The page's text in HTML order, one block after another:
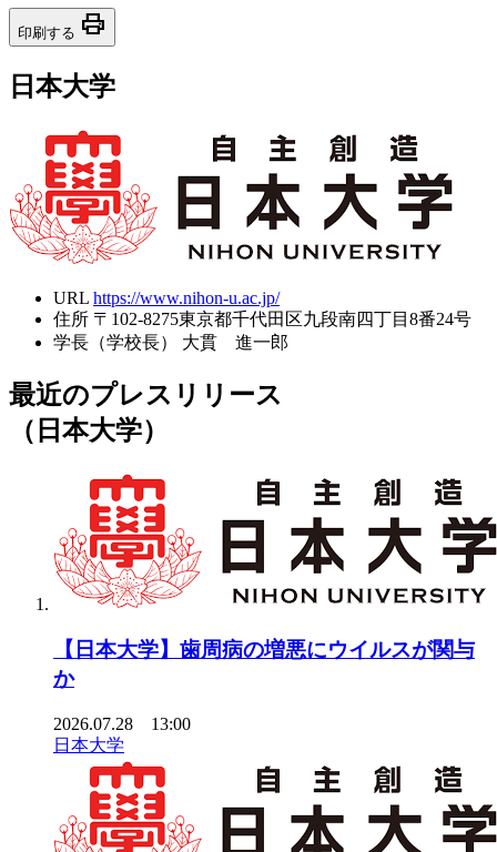
印刷する print
日本大学
URL https://www.nihon-u.ac.jp/
住所 〒102-8275東京都千代田区九段南四丁目8番24号
学長（学校長）
大貫 進一郎
最近のプレスリリース
（日本大学）
【日本大学】歯周病の増悪にウイルスが関与
か
2026.07.28 13:00
日本大学